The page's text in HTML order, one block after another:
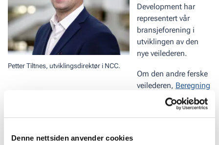
Denne nettsiden anvender cookies
Petter Tiltnes, utviklingsdirektør i NCC.
Development har
representert vår
bransjeforening i
utviklingen av den
nye veilederen.
Om den andre ferske
veilederen, Beregning
, sier Fiskum:
– Kort byggetid er alltid den største risikofaktoren for
bør man ikke automatisk anta lik byggetid for prosjekter